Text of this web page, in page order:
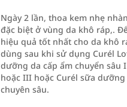
Ngày 2 lần, thoa kem nhẹ
đặc biệt ở vùng da khô ráp,.
hiệu quả tốt nhất cho da khô
dùng sau khi sử dụng Curél
dưỡng da cấp ẩm chuyển sâu
hoặc III hoặc Curél sữa dưỡng
chuyên sâu.